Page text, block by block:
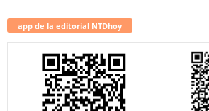
app de la editorial NTDhoy